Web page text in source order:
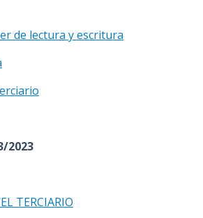
de lectura y escritura
2023
TERCIARIO